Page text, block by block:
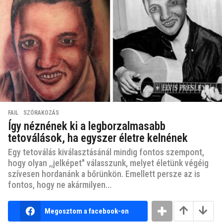
FAIL ,SZÓRAKOZÁS
Így néznének ki a legborzalmasabb
tetoválások, ha egyszer életre kelnének
Egy tetoválás kiválasztásánál mindig fontos szempont,
hogy olyan ,,jelképet" válasszunk, melyet életünk végéig
szívesen hordanánk a bőrünkön. Emellett persze az is
fontos, hogy ne akármilyen...
Megosztom a facebook-on